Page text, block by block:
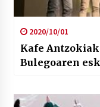
2020/10/01
Kafe
Bulegoaren